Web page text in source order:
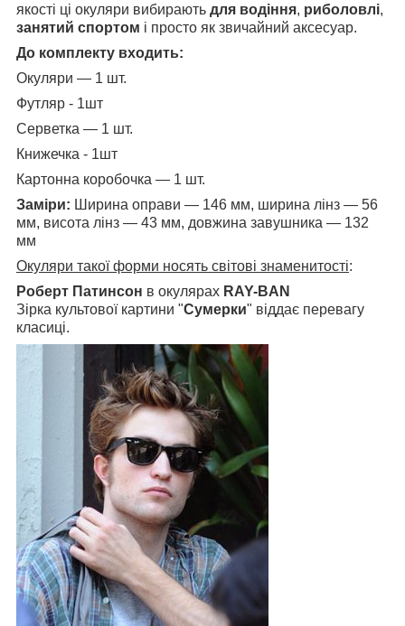
якості ці окуляри вибирають для водіння, риболовлі,
занятий спортом і просто як звичайний аксесуар.
До комплекту входить:
Окуляри — 1 шт.
Футляр - 1шт
Серветка — 1 шт.
Книжечка - 1шт
Картонна коробочка — 1 шт.
Заміри: Ширина оправи — 146 мм, ширина лінз — 56
мм, висота лінз — 43 мм, довжина завушника — 132
мм
Окуляри такої форми носять світові знаменитості:
Роберт Патинсон в окулярах RAY-BAN
Зірка культової картини "Сумерки" віддає перевагу
класиці.